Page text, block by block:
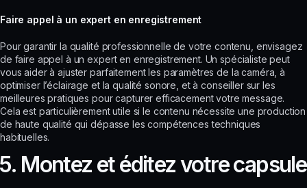
Faire appel à un expert en enregistrement
Pour garantir la qualité professionnelle de votre contenu, envisagez
de faire appel à un expert en enregistrement. Un spécialiste peut
vous aider à ajuster parfaitement les paramètres de la caméra, à
optimiser l’éclairage et la qualité sonore, et à conseiller sur les
meilleures pratiques pour capturer efficacement votre message.
Cela est particulièrement utile si le contenu nécessite une production
de haute qualité qui dépasse les compétences techniques
habituelles.
Montez et éditez votre capsule